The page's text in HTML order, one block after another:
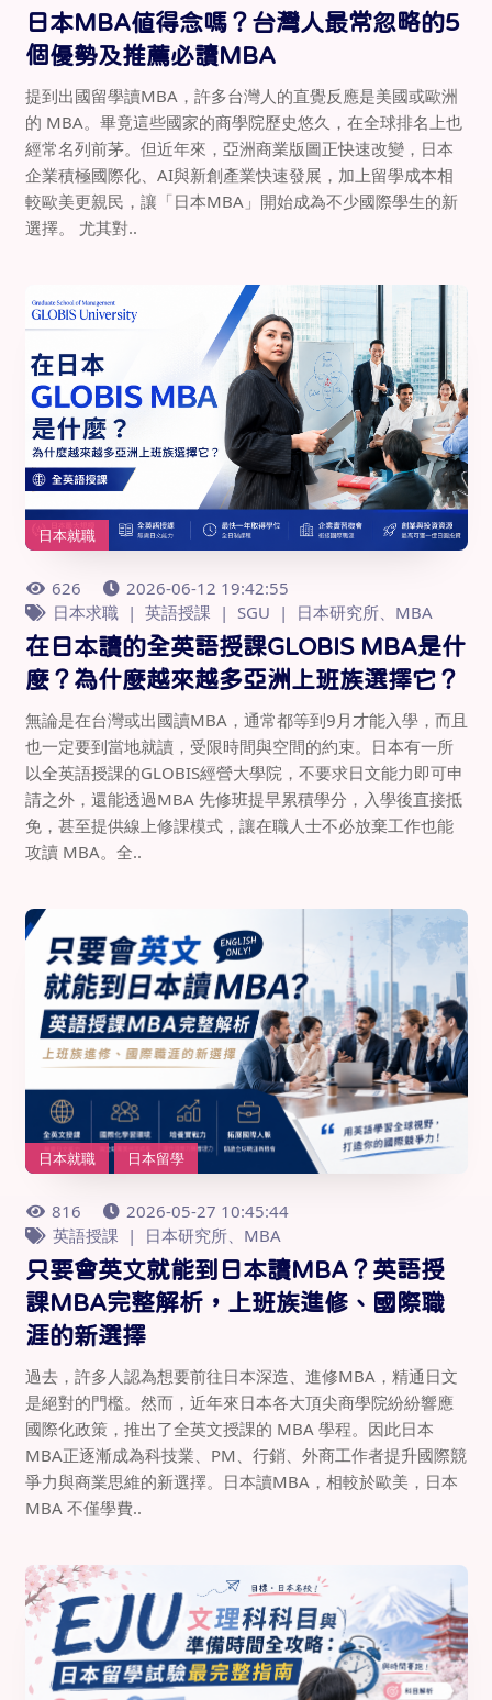
日本MBA值得念嗎？台灣人最常忽略的5
個優勢及推薦必讀MBA
提到出國留學讀MBA，許多台灣人的直覺反應是美國或歐洲
的 MBA。畢竟這些國家的商學院歷史悠久，在全球排名上也
經常名列前茅。但近年來，亞洲商業版圖正快速改變，日本
企業積極國際化、AI與新創產業快速發展，加上留學成本相
較歐美更親民，讓「日本MBA」開始成為不少國際學生的新
選擇。 尤其對..
日本就職
626
2026-06-12 19:42:55
日本求職
英語授課 SGU 日本研究所、MBA
在日本讀的全英語授課GLOBIS MBA是什
麼？為什麼越來越多亞洲上班族選擇它？
無論是在台灣或出國讀MBA，通常都等到9月才能入學，而且
也一定要到當地就讀，受限時間與空間的約束。日本有一所
以全英語授課的GLOBIS經營大學院，不要求日文能力即可申
請之外，還能透過MBA 先修班提早累積學分，入學後直接抵
免，甚至提供線上修課模式，讓在職人士不必放棄工作也能
攻讀 MBA。全..
日本就職 日本留學
816
2026-05-27 10:45:44
英語授課
日本研究所、MBA
只要會英文就能到日本讀MBA？英語授
課MBA完整解析，上班族進修、國際職
涯的新選擇
過去，許多人認為想要前往日本深造、進修MBA，精通日文
是絕對的門檻。然而，近年來日本各大頂尖商學院紛紛響應
國際化政策，推出了全英文授課的 MBA 學程。因此日本
MBA正逐漸成為科技業、PM、行銷、外商工作者提升國際競
爭力與商業思維的新選擇。日本讀MBA，相較於歐美，日本
MBA 不僅學費..